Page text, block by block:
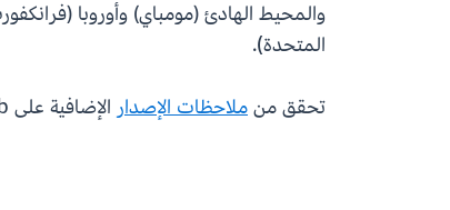
المتحدة).
تحقق منملاحظات الإصدار الإضافية على GitHub للبدء ونشر RES 2024.06 اليوم.